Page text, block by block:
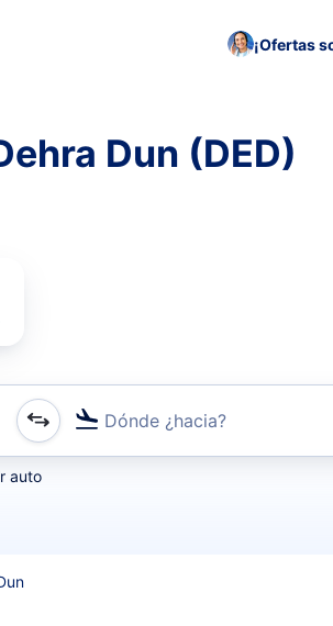
¡Ofertas
Dun (DED)
Dónde ¿hacia?
aeropuerto o por vuelos directos
auto